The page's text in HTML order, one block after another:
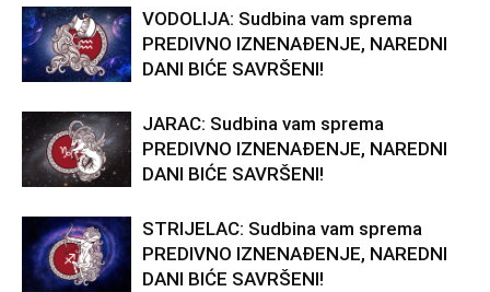
VODOLIJA: Sudbina vam sprema
PREDIVNO IZNENAĐENJE, NAREDNI
DANI BIĆE SAVRŠENI!
JARAC: Sudbina vam sprema
PREDIVNO IZNENAĐENJE, NAREDNI
DANI BIĆE SAVRŠENI!
STRIJELAC: Sudbina vam sprema
PREDIVNO IZNENAĐENJE, NAREDNI
DANI BIĆE SAVRŠENI!